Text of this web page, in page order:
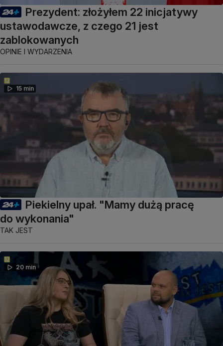
Prezydent: złożyłem 22 inicjatywy
ustawodawcze, z czego 21 jest
zablokowanych
OPINIE I WYDARZENIA
15 min
Piekielny upał. "Mamy dużą pracę
do wykonania"
TAK JEST
20 min